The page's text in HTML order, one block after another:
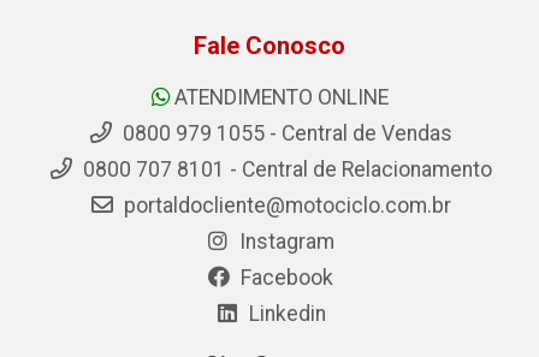
Fale Conosco
ATENDIMENTO ONLINE
0800 979 1055 - Central de Vendas
0800 707 8101 - Central de Relacionamento
portaldocliente@motociclo.com.br
Instagram
Facebook
Linkedin